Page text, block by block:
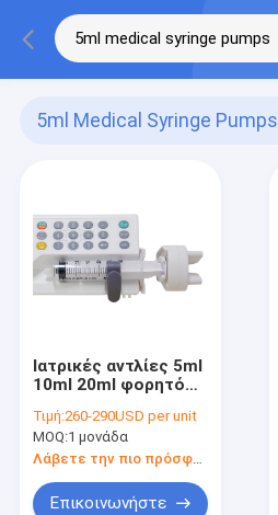
5ml Medical Syringe Pumps
Ιατρικές αντλίες 5ml
10ml 20ml φορητό
ακρίβειας
Τιμή:260-290USD per unit
MOQ:1 μονάδα
Λάβετε την πιο πρόσφατη τιμή
Επικοινωνήστε